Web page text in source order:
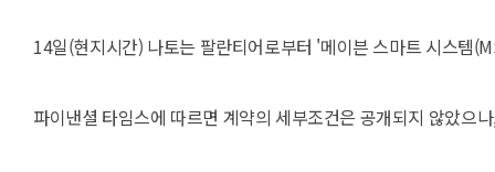
14일(현지시간) 나토는 팔란티어로부터 '메이븐 스마트 시스템
파이낸셜 타임스에 따르면 계약의 세부조건은 공개되지 않았으